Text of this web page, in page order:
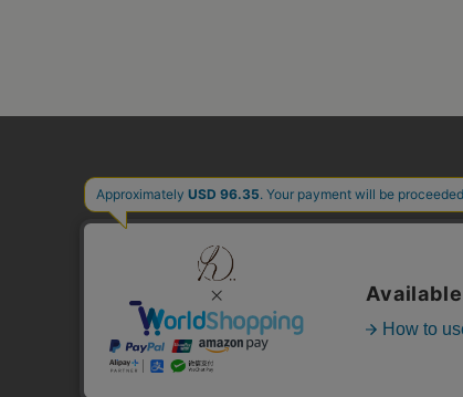
FAVORITE
FAQ
AFTER SERVICE
NEWS